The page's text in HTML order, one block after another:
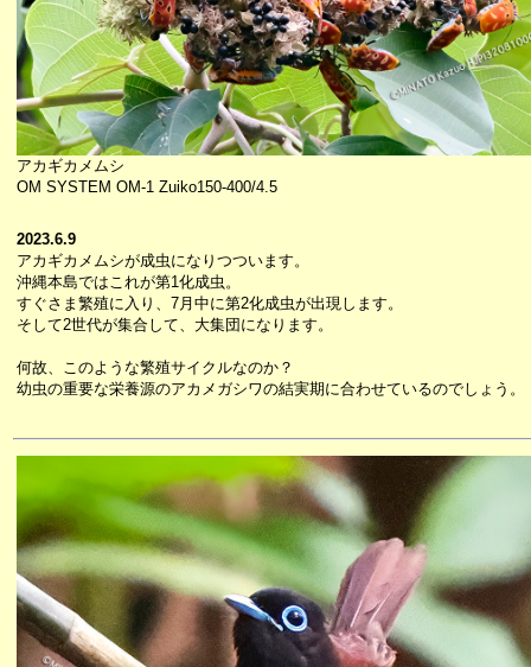
アカギカメムシ
OM SYSTEM OM-1 Zuiko150-400/4.5
2023.6.9
アカギカメムシが成虫になりつついます。
沖縄本島ではこれが第1化成虫。
すぐさま繁殖に入り、7月中に第2化成虫が出現します。
そして2世代が集合して、大集団になります。
何故、このような繁殖サイクルなのか？
幼虫の重要な栄養源のアカメガシワの結実期に合わせているのでしょう。